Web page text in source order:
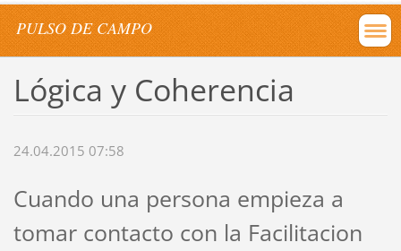
PULSO DE CAMPO
Lógica y Coherencia
24.04.2015 07:58
Cuando una persona empieza a
tomar contacto con la Facilitacion